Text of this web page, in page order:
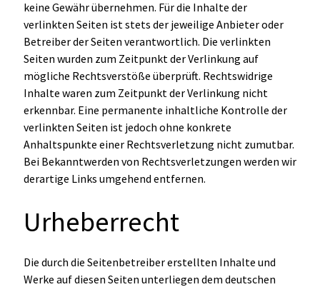
keine Gewähr übernehmen. Für die Inhalte der
verlinkten Seiten ist stets der jeweilige Anbieter oder
Betreiber der Seiten verantwortlich. Die verlinkten
Seiten wurden zum Zeitpunkt der Verlinkung auf
mögliche Rechtsverstöße überprüft. Rechtswidrige
Inhalte waren zum Zeitpunkt der Verlinkung nicht
erkennbar. Eine permanente inhaltliche Kontrolle der
verlinkten Seiten ist jedoch ohne konkrete
Anhaltspunkte einer Rechtsverletzung nicht zumutbar.
Bei Bekanntwerden von Rechtsverletzungen werden wir
derartige Links umgehend entfernen.
Urheberrecht
Die durch die Seitenbetreiber erstellten Inhalte und
Werke auf diesen Seiten unterliegen dem deutschen